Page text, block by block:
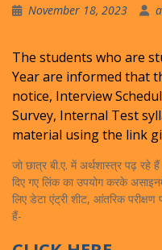
November 18, 2023
The students who are
Year are informed that
notice, Interview
Survey, Internal Test
material using the link
जो छात्र बी.ए. में अर्थशास्त्र पढ़ रहे
दिए गए लिंक का उपयोग करके
लिए डेटा एंट्री शीट, आंतरिक
हैं-